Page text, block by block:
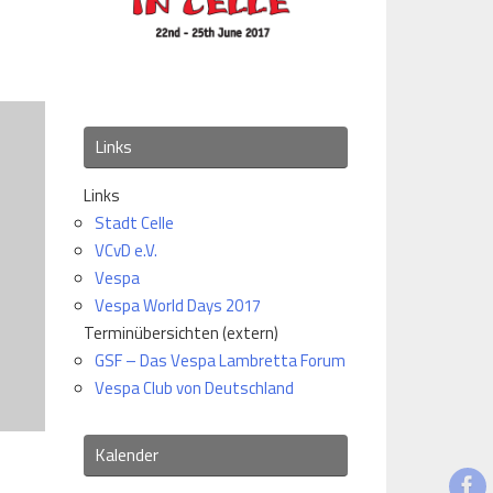
Links
Links
Stadt Celle
VCvD e.V.
Vespa
Vespa World Days 2017
Terminübersichten (extern)
GSF – Das Vespa Lambretta Forum
Vespa Club von Deutschland
Kalender